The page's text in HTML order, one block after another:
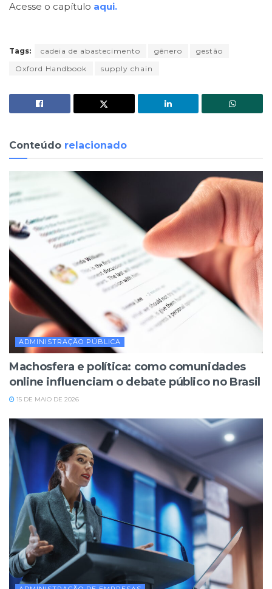
Acesse o capítulo aqui.
Tags: cadeia de abastecimento gênero
gestão
Oxford Handbook
supply chain
Conteúdo relacionado
ADMINISTRAÇÃO PÚBLICA
Machosfera e política: como comunidades
online influenciam o debate público no Brasil
15 DE MAIO DE 2026